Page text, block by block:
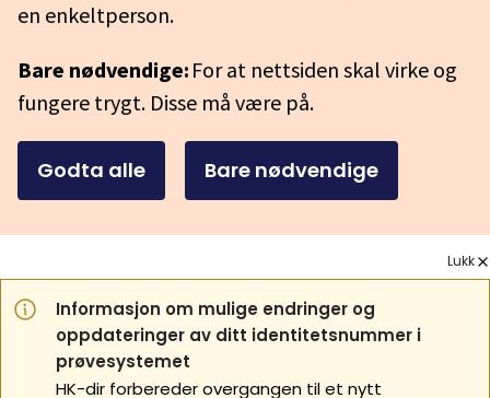
en enkeltperson.
Bare nødvendige: For at nettsiden skal virke og
fungere trygt. Disse må være på.
Godta alle Bare nødvendige
Informasjon om mulige endringer og
oppdateringer av ditt identitetsnummer i
prøvesystemet
HK-dir forbereder overgangen til et nytt
Lukk